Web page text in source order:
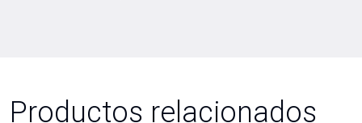
Productos relacionados